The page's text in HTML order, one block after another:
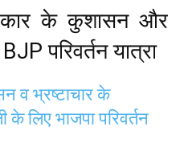
के कुशासन और
परिवर्तन यात्रा
व भ्रष्टाचार के
लिए भाजपा परिवर्तन